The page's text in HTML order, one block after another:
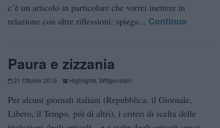
c’è un articolo in particolare che vorrei mettere in
relazione con altre riflessioni: spiega... Continua
Paura e zizzania
21 Ottobre 2015 Highlights Wittgenstein
Per alcuni giornali italiani (Repubblica, il Giornale,
Libero, il Tempo, più di altri), i criteri di scelta delle